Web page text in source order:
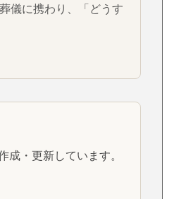
儀に携わり、「どうす
成・更新しています。